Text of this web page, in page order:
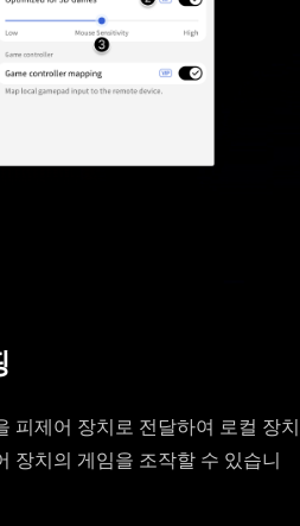
피제어 장치로 전달하여 로컬 장치
장치의 게임을 조작할 수 있습니